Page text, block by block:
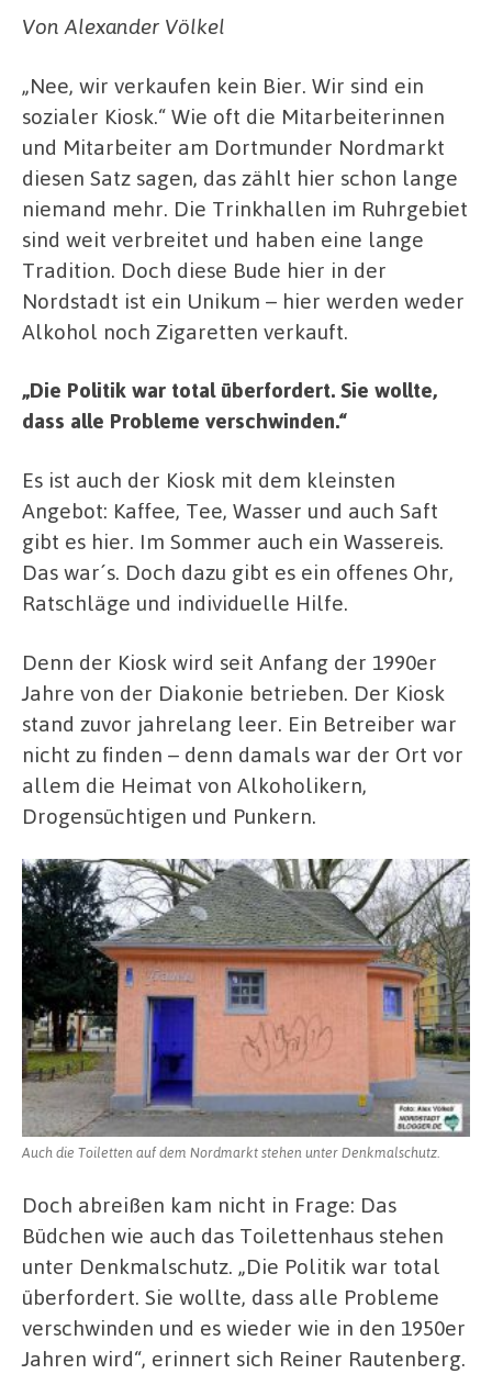
Von Alexander Völkel
„Nee, wir verkaufen kein Bier. Wir sind ein
sozialer Kiosk.“ Wie oft die Mitarbeiterinnen
und Mitarbeiter am Dortmunder Nordmarkt
diesen Satz sagen, das zählt hier schon lange
niemand mehr. Die Trinkhallen im Ruhrgebiet
sind weit verbreitet und haben eine lange
Tradition. Doch diese Bude hier in der
Nordstadt ist ein Unikum – hier werden weder
Alkohol noch Zigaretten verkauft.
„Die Politik war total überfordert. Sie wollte,
dass alle Probleme verschwinden.“
Es ist auch der Kiosk mit dem kleinsten
Angebot: Kaffee, Tee, Wasser und auch Saft
gibt es hier. Im Sommer auch ein Wassereis.
Das war´s. Doch dazu gibt es ein offenes Ohr,
Ratschläge und individuelle Hilfe.
Denn der Kiosk wird seit Anfang der 1990er
Jahre von der Diakonie betrieben. Der Kiosk
stand zuvor jahrelang leer. Ein Betreiber war
nicht zu finden – denn damals war der Ort vor
allem die Heimat von Alkoholikern,
Drogensüchtigen und Punkern.
Auch die Toiletten auf dem Nordmarkt stehen unter Denkmalschutz.
Doch abreißen kam nicht in Frage: Das
Büdchen wie auch das Toilettenhaus stehen
unter Denkmalschutz. „Die Politik war total
überfordert. Sie wollte, dass alle Probleme
verschwinden und es wieder wie in den 1950er
Jahren wird“, erinnert sich Reiner Rautenberg.